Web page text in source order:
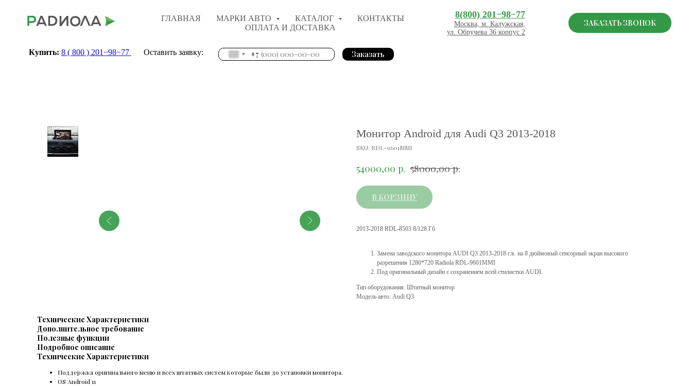
ГЛАВНАЯ МАРКИ АВТО КАТАЛОГ
КОНТАКТЫ
ОПЛАТА И ДОСТАВКА
8(800) 201−98−77
Москва, м. Калужская,
ул. Обручева 36 корпус 2
ЗАКАЗАТЬ ЗВОНОК
Купить: 8 ( 800 ) 201−98−77 Оставить заявку: +7 Заказать
Монитор Android для Audi Q3 2013-2018
SKU: RDL-9601MMI
54000,00 р. 58000,00 р.
В КОРЗИНУ
2013-2018 RDL-8503 8/128 Гб
Замена заводского монитора AUDI Q3 2013-2018 г.в. на 8 дюймовый сенсорный экран высокого
разрешения 1280*720 Radiola RDL-9601MMI
Под оригинальный дизайн с сохранением всей стилистки AUDI.
Тип оборудования: Штатный монитор
Модель авто: Audi Q3
Технические Характеристики
Дополнительное требование
Полезные функции
Подробное описание
Технические Характеристики
Поддержка оригинального меню и всех штатных систем которые были до установки монитора.
OS Android 11